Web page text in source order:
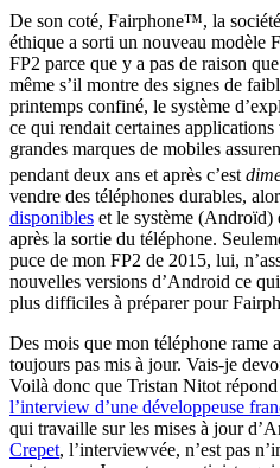
De son coté, Fairphone™, la
éthique a sorti un nouveau modèle
FP2 parce que y a pas de raison
même s’il montre des signes de
printemps confiné, le système
ce qui rendait certaines
grandes marques de mobiles
pendant deux ans et après c’est
vendre des téléphones durables,
disponibles et le système (Androïd)
après la sortie du téléphone.
puce de mon FP2 de 2015, lui,
nouvelles versions d’Android ce
plus difficiles à préparer pour
Des mois que mon téléphone rame
toujours pas mis à jour. Vais-je
Voilà donc que Tristan Nitot répond
l’interview d’une développeuse
qui travaille sur les mises à jour
Crepet, l’interviewvée, n’est pas